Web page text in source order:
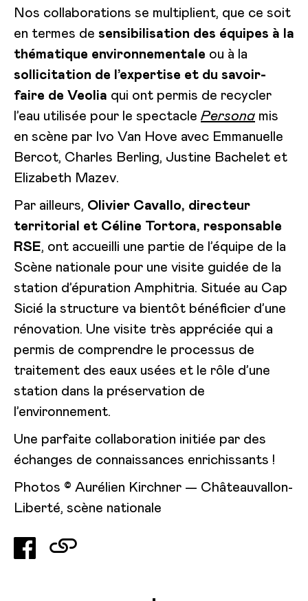
Nos collaborations se multiplient, que ce soit
en termes de sensibilisation des équipes à la
thématique environnementale ou à la
sollicitation de l’expertise et du savoir-
faire de Veolia qui ont permis de recycler
l’eau utilisée pour le spectacle Persona mis
en scène par Ivo Van Hove avec Emmanuelle
Bercot, Charles Berling, Justine Bachelet et
Elizabeth Mazev.
Par ailleurs, Olivier Cavallo, directeur
territorial et Céline Tortora, responsable
RSE, ont accueilli une partie de l’équipe de la
Scène nationale pour une visite guidée de la
station d’épuration Amphitria. Située au Cap
Sicié la structure va bientôt bénéficier d’une
rénovation. Une visite très appréciée qui a
permis de comprendre le processus de
traitement des eaux usées et le rôle d’une
station dans la préservation de
l’environnement.
Une parfaite collaboration initiée par des
échanges de connaissances enrichissants !
Photos © Aurélien Kirchner — Châteauvallon-
Liberté, scène nationale